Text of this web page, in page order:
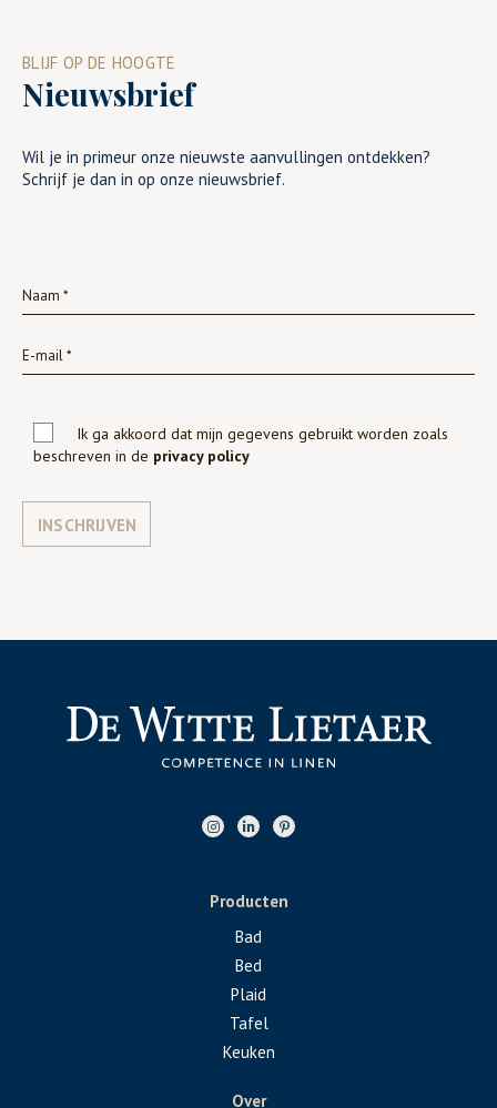
BLIJF OP DE HOOGTE
Nieuwsbrief
Wil je in primeur onze nieuwste aanvullingen ontdekken?
Schrijf je dan in op onze nieuwsbrief.
Ik ga akkoord dat mijn gegevens gebruikt worden zoals
beschreven in de privacy policy
INSCHRIJVEN
Producten
Bad
Bed
Plaid
Tafel
Keuken
Over